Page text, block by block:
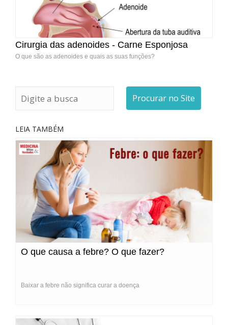
Cirurgia das adenoides - Carne Esponjosa
O que são as adenoides e quais as suas funções?
Procurar no Site
LEIA TAMBÉM
O que causa a febre? O que fazer?
Baixar a febre não significa curar a doença